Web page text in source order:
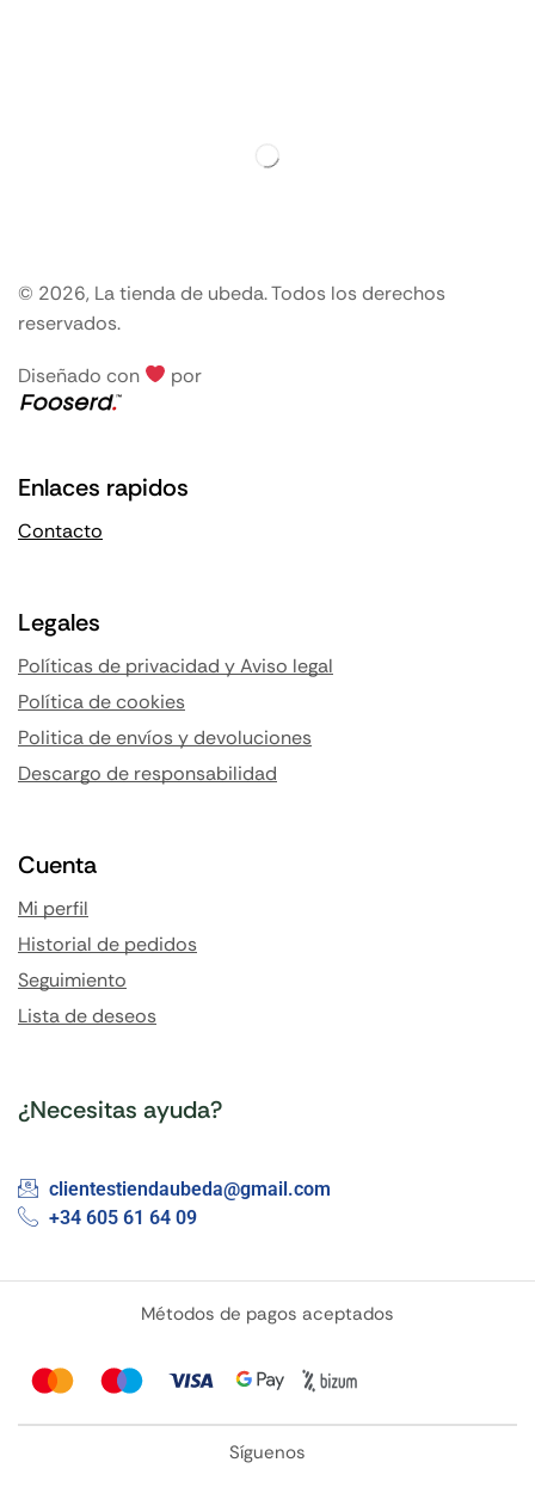
© 2026, La tienda de ubeda. Todos los derechos
reservados.
Diseñado con por
Enlaces rapidos
Contacto
Legales
Políticas de privacidad y Aviso legal
Política de cookies
Politica de envíos y devoluciones
Descargo de responsabilidad
Cuenta
Mi perfil
Historial de pedidos
Seguimiento
Lista de deseos
¿Necesitas ayuda?
clientestiendaubeda@gmail.com
+34 605 61 64 09
Métodos de pagos aceptados
Síguenos